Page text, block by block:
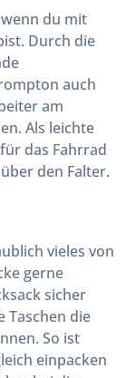
du mit
Durch die
auch
am
Als leichte
das Fahrrad
den Falter.
vieles von
gerne
sicher
Taschen die
So ist
einpacken